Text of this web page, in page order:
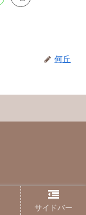
何丘
サイドバー